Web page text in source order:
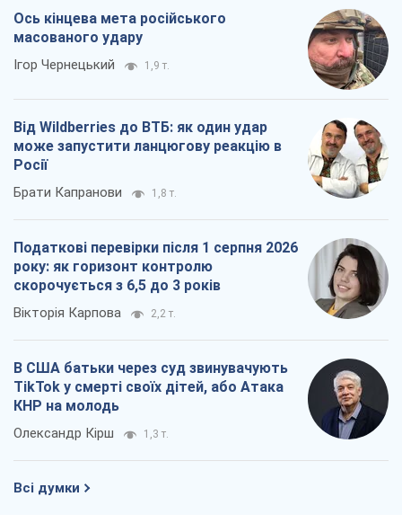
Ось кінцева мета російського
масованого удару
Ігор Чернецький 1,9 т.
Від Wildberries до ВТБ: як один удар
може запустити ланцюгову реакцію в
Росії
Брати Капранови 1,8 т.
Податкові перевірки після 1 серпня 2026
року: як горизонт контролю
скорочується з 6,5 до 3 років
Вікторія Карпова 2,2 т.
В США батьки через суд звинувачують
TikTok у смерті своїх дітей, або Атака
КНР на молодь
Олександр Кірш 1,3 т.
Всі думки